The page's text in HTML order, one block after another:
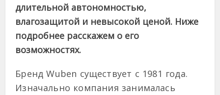
длительной автономностью,
влагозащитой и невысокой ценой. Ниже
подробнее расскажем о его
возможностях.
Бренд Wuben существует с 1981 года.
Изначально компания занималась